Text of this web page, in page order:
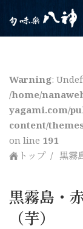
Warning:
/home/
yagami.com/
content/
on line 191
トップ
黒霧
黒霧島・
（芋）